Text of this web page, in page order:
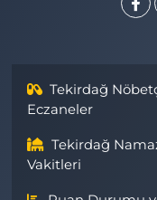
Tekirdağ
Eczaneler
Tekirdağ
Vakitleri